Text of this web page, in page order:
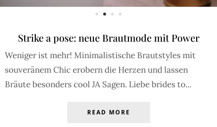
Strike a pose: neue Brautmode mit Power
Weniger ist mehr! Minimalistische Brautstyles mit
souveränem Chic erobern die Herzen und lassen
Bräute besonders cool JA Sagen. Liebe brides to...